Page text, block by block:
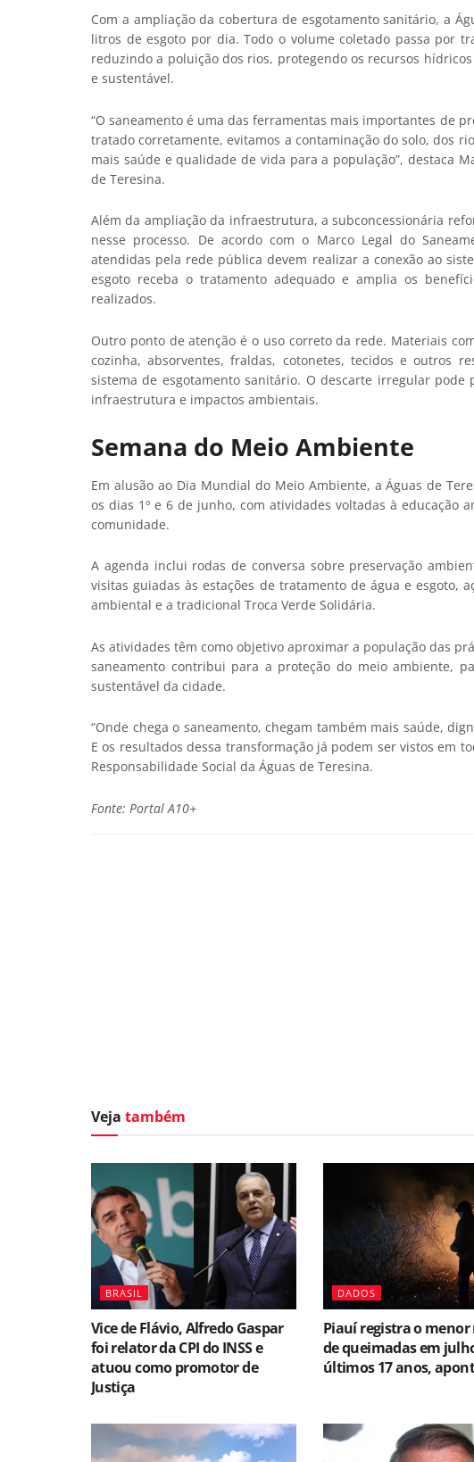
Com a ampliação da cobertura de esgotamento sanitário, a
litros de esgoto por dia. Todo o volume coletado passa por
reduzindo a poluição dos rios, protegendo os recursos
e sustentável.
“O saneamento é uma das ferramentas mais importantes de
tratado corretamente, evitamos a contaminação do solo, dos
mais saúde e qualidade de vida para a população”, destaca
de Teresina.
Além da ampliação da infraestrutura, a subconcessionária
nesse processo. De acordo com o Marco Legal do
atendidas pela rede pública devem realizar a conexão ao
esgoto receba o tratamento adequado e amplia os
realizados.
Outro ponto de atenção é o uso correto da rede. Materiais
cozinha, absorventes, fraldas, cotonetes, tecidos e outros
sistema de esgotamento sanitário. O descarte irregular pode
infraestrutura e impactos ambientais.
Semana do Meio Ambiente
Em alusão ao Dia Mundial do Meio Ambiente, a Águas de
os dias 1º e 6 de junho, com atividades voltadas à educação
comunidade.
A agenda inclui rodas de conversa sobre preservação
visitas guiadas às estações de tratamento de água e esgoto,
ambiental e a tradicional Troca Verde Solidária.
As atividades têm como objetivo aproximar a população das
saneamento contribui para a proteção do meio ambiente,
sustentável da cidade.
“Onde chega o saneamento, chegam também mais saúde,
E os resultados dessa transformação já podem ser vistos em
Responsabilidade Social da Águas de Teresina.
Fonte: Portal A10+
Veja também
BRASIL
Vice de Flávio, Alfredo Gaspar
foi relator da CPI do INSS e
atuou como promotor de
Justiça
DADOS
Piauí registra o
de queimadas em
últimos 17 anos,